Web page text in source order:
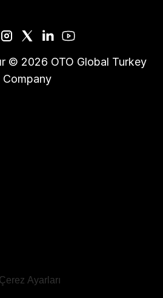
© 2026 OTO Global Turkey
Company
Çerez Ayarları